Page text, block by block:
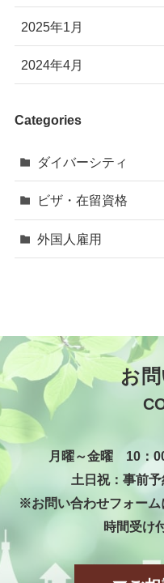
2025年1月
2024年4月
Categories
ダイバーシティ
ビザ・在留資格
外国人雇用
お
月曜～金曜 10：
土日祝：事前予
※お問い合わせフォー
時間受け